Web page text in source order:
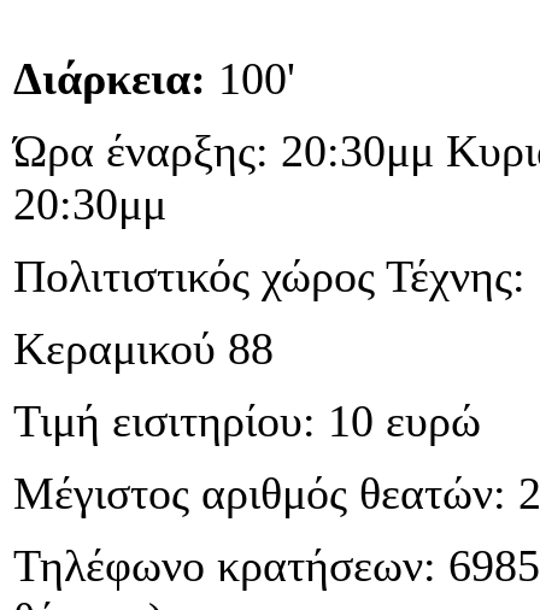
Διάρκεια: 100'
Ώρα έναρξης: 20:30μμ
20:30μμ
Πολιτιστικός χώρος
Κεραμικού 88
Τιμή εισιτηρίου: 10 ευρώ
Μέγιστος αριθμός θεατών:
Τηλέφωνο κρατήσεων: